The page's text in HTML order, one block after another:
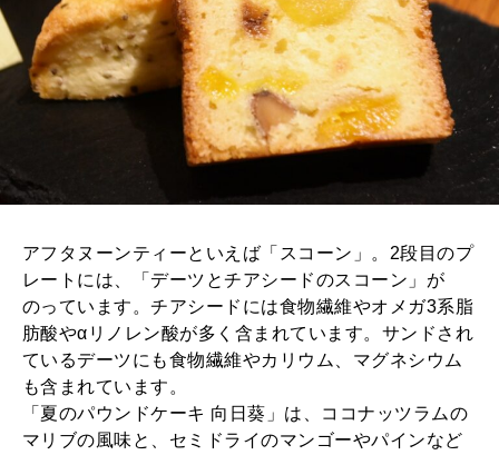
アフタヌーンティーといえば「スコーン」。2段目のプ
レートには、「デーツとチアシードのスコーン」が
のっています。チアシードには食物繊維やオメガ3系脂
肪酸やαリノレン酸が多く含まれています。サンドされ
ているデーツにも食物繊維やカリウム、マグネシウム
も含まれています。
「夏のパウンドケーキ 向日葵」は、ココナッツラムの
マリブの風味と、セミドライのマンゴーやパインなど